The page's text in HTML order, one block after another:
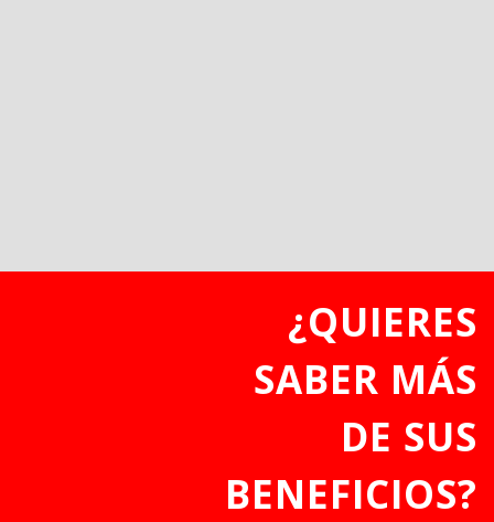
¿QUIERES
SABER MÁS
DE SUS
BENEFICIOS?